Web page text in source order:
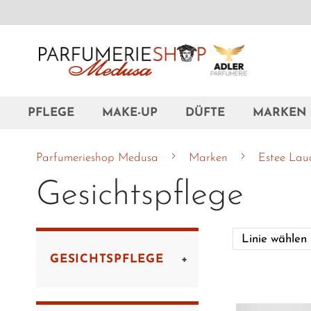
Inhalt
springen
PFLEGE MAKE-UP DÜFTE MARKEN
Parfumerieshop Medusa Marken Estee
Gesichtspflege
GESICHTSPFLEGE
Reinigung